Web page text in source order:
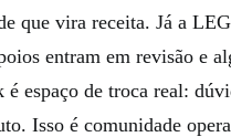
que vira receita. Já a
entram em revisão e
espaço de troca real:
Isso é comunidade